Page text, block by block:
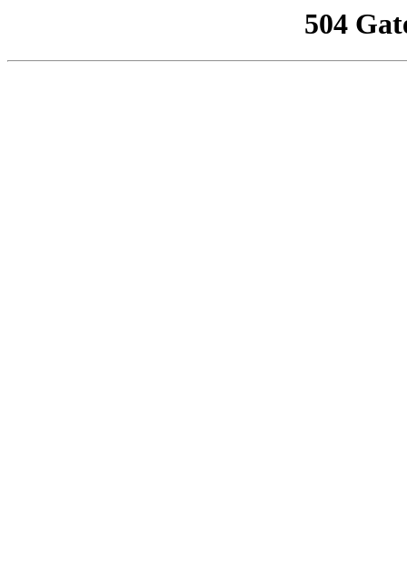
504